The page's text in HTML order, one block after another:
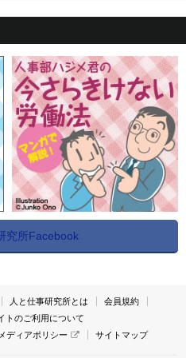
人と仕事研究所とは
会員規約
トのご利用について
ディアポリシー サイトマップ